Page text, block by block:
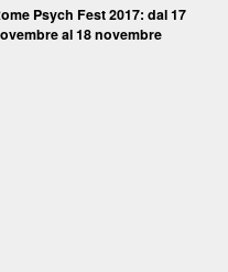
Psych Fest 2017: dal 17
al 18 novembre